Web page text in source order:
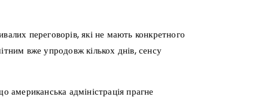
переговорів, які не мають конкретного
вже упродовж кількох днів, сенсу
адміністрація прагне